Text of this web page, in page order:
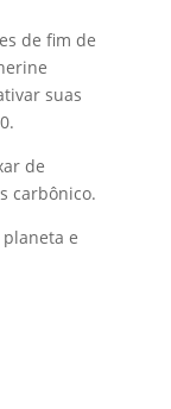
de fim de
suas
de
carbônico.
e